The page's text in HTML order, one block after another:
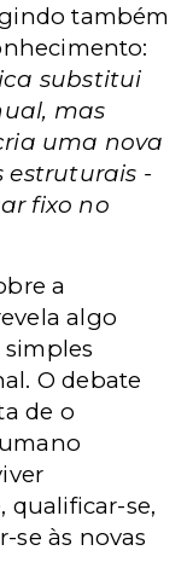
também
substitui
mas
uma nova
estruturais -
fixo no
a
algo
O debate
de o
qualificar-se,
se às novas